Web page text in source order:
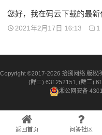
您好，我在码云下载的最
2021年2月17日 16:13 1
Copyright ©2017-2026 拾捌网络 版权
(群二) 631252151, (群三)
湘公网安备
返回首页 问答社区